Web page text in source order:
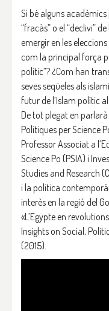
Si bé alguns
“fracàs” o el “declivi”
emergir en les
com la principal força
polític”? ¿Com han
seves seqüeles als
futur de l’Islam polític
De tot plegat en
Polítiques per Science
Professor Associat a
Science Po (PSIA) i
Studies and Research
i la política
interès en la regió del
«L’Egypte en
Insights on Social,
(2015).